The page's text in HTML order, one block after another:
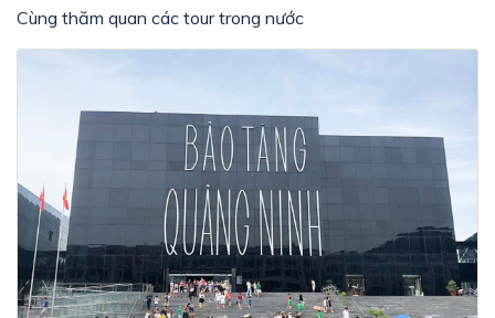
Cùng thăm quan các tour trong nước